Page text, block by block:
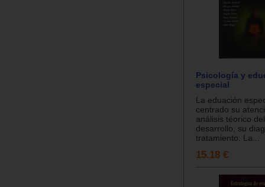
Psicología y
especial
La eduación
centrado su
análisis téorico
desarrollo, su
tratamiento. La...
15.18 €